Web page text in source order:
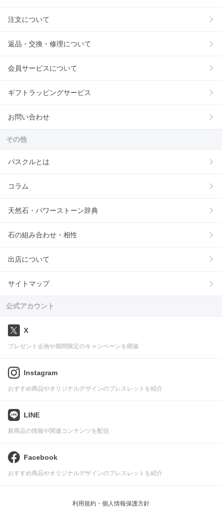
注文について
返品・交換・修理について
会員サービスについて
ギフトラッピングサービス
お問い合わせ
その他
パスクルとは
コラム
天然石・パワーストーン辞典
石の組み合わせ・相性
出店について
サイトマップ
公式アカウント
X
プレゼント企画や期間限定のキャンペーンを開催
Instagram
おすすめ商品やオリジナルデザインのブレスレットを紹介
LINE
新商品の情報や関連コンテンツを配信
Facebook
おすすめ商品やオリジナルデザインのブレスレットを紹介
利用規約・個人情報保護方針